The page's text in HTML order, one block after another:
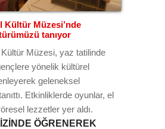
Kültür Müzesi’nde
tanıyor
Müzesi, yaz tatilinde
yönelik kültürel
geleneksel
Etkinliklerde oyunlar, el
lezzetler yer aldı.
ÖĞRENEREK